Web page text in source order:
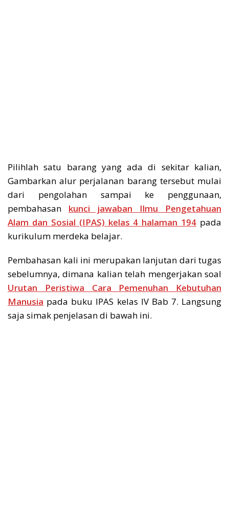
Pilihlah satu barang yang ada di sekitar kalian,
Gambarkan alur perjalanan barang tersebut mulai
dari pengolahan sampai ke penggunaan,
pembahasan kunci jawaban Ilmu Pengetahuan
Alam dan Sosial (IPAS) kelas 4 halaman 194 pada
kurikulum merdeka belajar.
Pembahasan kali ini merupakan lanjutan dari tugas
sebelumnya, dimana kalian telah mengerjakan soal
Urutan Peristiwa Cara Pemenuhan Kebutuhan
Manusia pada buku IPAS kelas IV Bab 7. Langsung
saja simak penjelasan di bawah ini.